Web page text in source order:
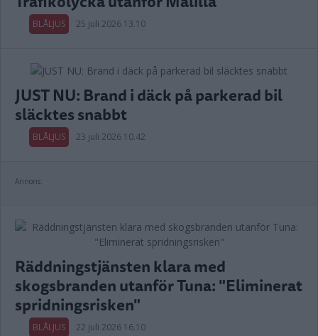
BLÅLJUS 25 juli 2026 13.10
JUST NU: Brand i däck på parkerad bil
släcktes snabbt
BLÅLJUS 23 juli 2026 10.42
Annons:
Räddningstjänsten klara med
skogsbranden utanför Tuna: "Eliminerat
spridningsrisken"
BLÅLJUS 22 juli 2026 16.10